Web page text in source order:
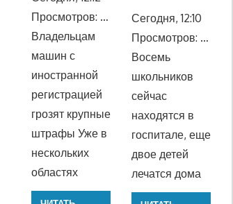
Просмотров: …
Владельцам
машин с
иностранной
регистрацией
грозят крупные
штрафы Уже в
нескольких
областях
Сегодня, 12:10
Просмотров: …
Восемь
школьников
сейчас
находятся в
госпитале, еще
двое детей
лечатся дома